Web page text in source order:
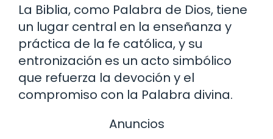
La Biblia, como Palabra de Dios, tiene
un lugar central en la enseñanza y
práctica de la fe católica, y su
entronización es un acto simbólico
que refuerza la devoción y el
compromiso con la Palabra divina.
Anuncios